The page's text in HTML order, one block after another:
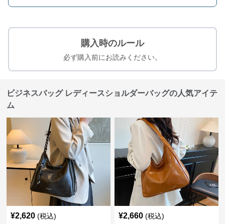
購入時のルール
必ず購入前にお読みください。
ビジネスバッグ レディースショルダーバッグの人気アイテ
ム
¥2,620 (税込) ¥2,660 (税込)